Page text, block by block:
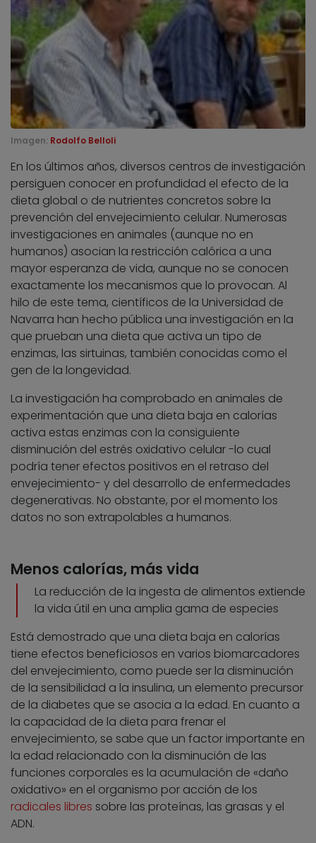
Imagen: Rodolfo Belloli
En los últimos años, diversos centros de investigación
persiguen conocer en profundidad el efecto de la
dieta global o de nutrientes concretos sobre la
prevención del envejecimiento celular. Numerosas
investigaciones en animales (aunque no en
humanos) asocian la restricción calórica a una
mayor esperanza de vida, aunque no se conocen
exactamente los mecanismos que lo provocan. Al
hilo de este tema, científicos de la Universidad de
Navarra han hecho pública una investigación en la
que prueban una dieta que activa un tipo de
enzimas, las sirtuinas, también conocidas como el
gen de la longevidad.
La investigación ha comprobado en animales de
experimentación que una dieta baja en calorías
activa estas enzimas con la consiguiente
disminución del estrés oxidativo celular -lo cual
podría tener efectos positivos en el retraso del
envejecimiento- y del desarrollo de enfermedades
degenerativas. No obstante, por el momento los
datos no son extrapolables a humanos.
Menos calorías, más vida
La reducción de la ingesta de alimentos extiende
la vida útil en una amplia gama de especies
Está demostrado que una dieta baja en calorías
tiene efectos beneficiosos en varios biomarcadores
del envejecimiento, como puede ser la disminución
de la sensibilidad a la insulina, un elemento precursor
de la diabetes que se asocia a la edad. En cuanto a
la capacidad de la dieta para frenar el
envejecimiento, se sabe que un factor importante en
la edad relacionado con la disminución de las
funciones corporales es la acumulación de «daño
oxidativo» en el organismo por acción de los
radicales libres sobre las proteínas, las grasas y el
ADN.